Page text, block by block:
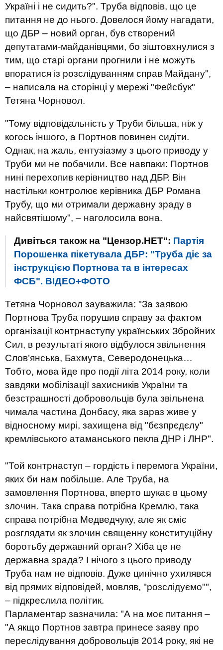
Україні і не сидить?". Труба відповів, що це
питання не до нього. Довелося йому нагадати,
що ДБР – новий орган, був створений
депутатами-майданівцями, бо зіштовхнулися з
тим, що старі органи прогнили і не можуть
впоратися із розслідуванням справ Майдану",
– написала на сторінці у мережі "Фейсбук"
Тетяна Чорновол.
"Тому відповідальність у Труби більша, ніж у
когось іншого, а Портнов повинен сидіти.
Однак, на жаль, ентузіазму з цього приводу у
Труби ми не побачили. Все навпаки: Портнов
нині перехопив керівництво над ДБР. Він
настільки контролює керівника ДБР Романа
Трубу, що ми отримали державну зраду в
найсвятішому", – наголосила вона.
Дивіться також на "Цензор.НЕТ": Партія
Порошенка пікетувала ДБР: "Труба діє за
інструкцією Портнова та в інтересах
ФСБ". ВІДЕО+ФОТО
Тетяна Чорновол зауважила: "За заявою
Портнова Труба порушив справу за фактом
організації контрнаступу українських Збройних
Сил, в результаті якого відбулося звільнення
Слов’янська, Бахмута, Северодонецька…
Тобто, мова йде про події літа 2014 року, коли
завдяки мобілізації захисників України та
безстрашності добровольців була звільнена
чимала частина Донбасу, яка зараз живе у
відносному мирі, захищена від "бєзпрєдєлу"
кремлівського атаманського пекла ДНР і ЛНР".
"Той контрнаступ – гордість і перемога України,
яких би нам побільше. Але Труба, на
замовлення Портнова, вперто шукає в цьому
злочин. Така справа потрібна Кремлю, така
справа потрібна Медведчуку, але як сміє
розглядати як злочин священну конституційну
боротьбу державний орган? Хіба це не
державна зрада? І нічого з цього приводу
Труба нам не відповів. Дуже цинічно ухилявся
від прямих відповідей, мовляв, "розслідуємо"",
– підкреслила політик.
Парламентар зазначила: "А на моє питання –
"А якщо Портнов завтра принесе заяву про
переслідування добровольців 2014 року, які не